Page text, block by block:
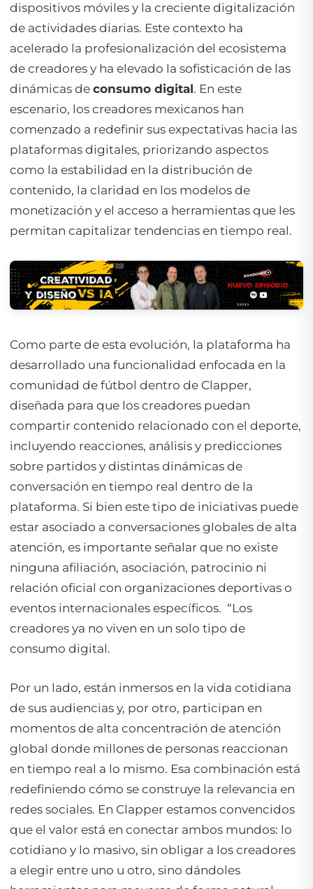
dispositivos móviles y la creciente digitalización
de actividades diarias. Este contexto ha
acelerado la profesionalización del ecosistema
de creadores y ha elevado la sofisticación de las
dinámicas de consumo digital. En este
escenario, los creadores mexicanos han
comenzado a redefinir sus expectativas hacia las
plataformas digitales, priorizando aspectos
como la estabilidad en la distribución de
contenido, la claridad en los modelos de
monetización y el acceso a herramientas que les
permitan capitalizar tendencias en tiempo real.
Como parte de esta evolución, la plataforma ha
desarrollado una funcionalidad enfocada en la
comunidad de fútbol dentro de Clapper,
diseñada para que los creadores puedan
compartir contenido relacionado con el deporte,
incluyendo reacciones, análisis y predicciones
sobre partidos y distintas dinámicas de
conversación en tiempo real dentro de la
plataforma. Si bien este tipo de iniciativas puede
estar asociado a conversaciones globales de alta
atención, es importante señalar que no existe
ninguna afiliación, asociación, patrocinio ni
relación oficial con organizaciones deportivas o
eventos internacionales específicos. “Los
creadores ya no viven en un solo tipo de
consumo digital.
Por un lado, están inmersos en la vida cotidiana
de sus audiencias y, por otro, participan en
momentos de alta concentración de atención
global donde millones de personas reaccionan
en tiempo real a lo mismo. Esa combinación está
redefiniendo cómo se construye la relevancia en
redes sociales. En Clapper estamos convencidos
que el valor está en conectar ambos mundos: lo
cotidiano y lo masivo, sin obligar a los creadores
a elegir entre uno u otro, sino dándoles